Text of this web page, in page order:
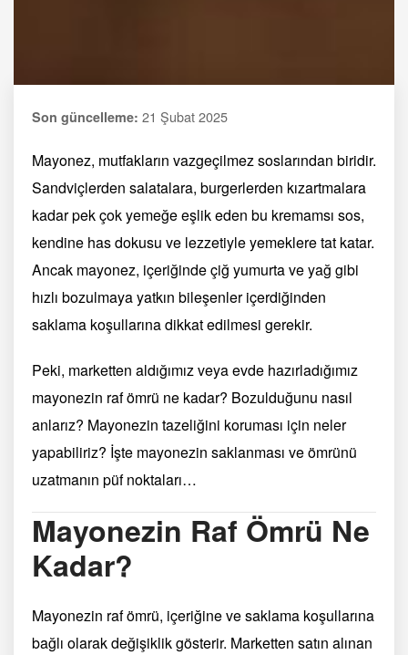
Son güncelleme: 21 Şubat 2025
Mayonez, mutfakların vazgeçilmez soslarından biridir.
Sandviçlerden salatalara, burgerlerden kızartmalara
kadar pek çok yemeğe eşlik eden bu kremamsı sos,
kendine has dokusu ve lezzetiyle yemeklere tat katar.
Ancak mayonez, içeriğinde çiğ yumurta ve yağ gibi
hızlı bozulmaya yatkın bileşenler içerdiğinden
saklama koşullarına dikkat edilmesi gerekir.
Peki, marketten aldığımız veya evde hazırladığımız
mayonezin raf ömrü ne kadar? Bozulduğunu nasıl
anlarız? Mayonezin tazeliğini koruması için neler
yapabiliriz? İşte mayonezin saklanması ve ömrünü
uzatmanın püf noktaları…
Mayonezin Raf Ömrü Ne
Kadar?
Mayonezin raf ömrü, içeriğine ve saklama koşullarına
bağlı olarak değişiklik gösterir. Marketten satın alınan